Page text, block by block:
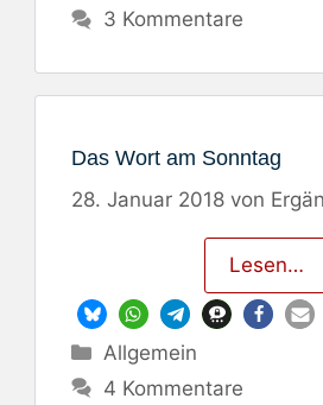
3 Kommentare
Das Wort am Sonntag
28. Januar 2018 von
Lesen…
Kategorien
Allgemein
4 Kommentare